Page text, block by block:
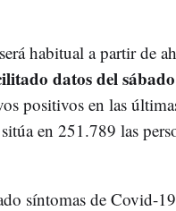
habitual a partir de
datos del
positivos en las
en 251.789 las
síntomas de Covid-